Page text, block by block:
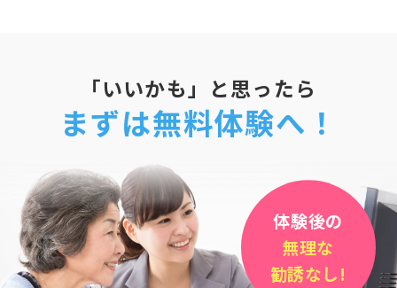
「いいかも」と思ったら
まずは無料体験へ！
体験後の
無理な
勧誘なし!